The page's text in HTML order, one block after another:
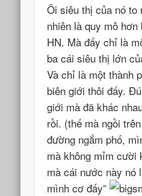
Ôi siêu thị của nó
nhiên là quy mô
HN. Mà đấy chỉ là
ba cái siêu thị lớn
Và chỉ là một thành
biên giới thôi đấy.
giới mà đã khác
rồi. (thế mà ngồi
đường ngắm phố,
mà không mỉm cười
mà cái nước này nó
mình cơ đấy”